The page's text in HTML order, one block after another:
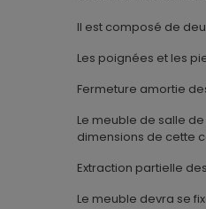
Il est composé de
Les poignées et les
Fermeture amortie
Le meuble de salle
dimensions de cette
Extraction partielle
Le meuble devra se